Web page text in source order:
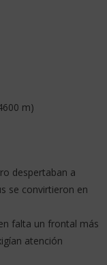
m)
despertaban a
se convirtieron en
falta un frontal más
atención